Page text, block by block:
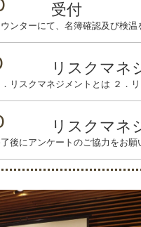
受付
ンターにて、名簿確認及び検
リスクマ
．リスクマネジメントとは ２．
リスクマネ
後にアンケートのご協力をお願